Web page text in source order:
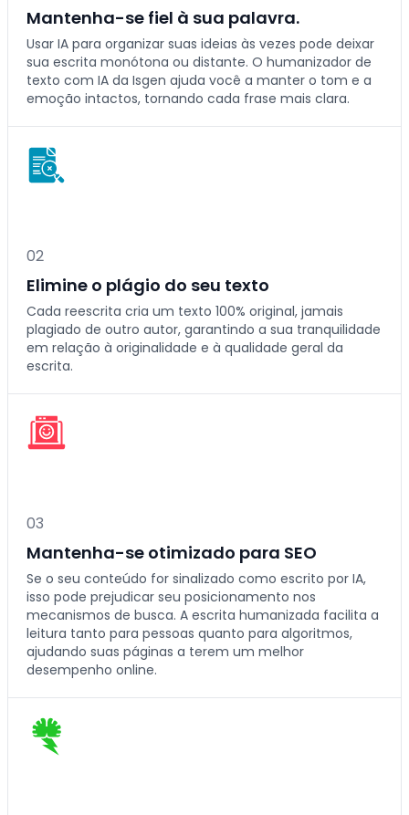
Mantenha-se fiel à sua palavra.
Usar IA para organizar suas ideias às vezes pode deixar
sua escrita monótona ou distante. O humanizador de
texto com IA da Isgen ajuda você a manter o tom e a
emoção intactos, tornando cada frase mais clara.
02
Elimine o plágio do seu texto
Cada reescrita cria um texto 100% original, jamais
plagiado de outro autor, garantindo a sua tranquilidade
em relação à originalidade e à qualidade geral da
escrita.
03
Mantenha-se otimizado para SEO
Se o seu conteúdo for sinalizado como escrito por IA,
isso pode prejudicar seu posicionamento nos
mecanismos de busca. A escrita humanizada facilita a
leitura tanto para pessoas quanto para algoritmos,
ajudando suas páginas a terem um melhor
desempenho online.